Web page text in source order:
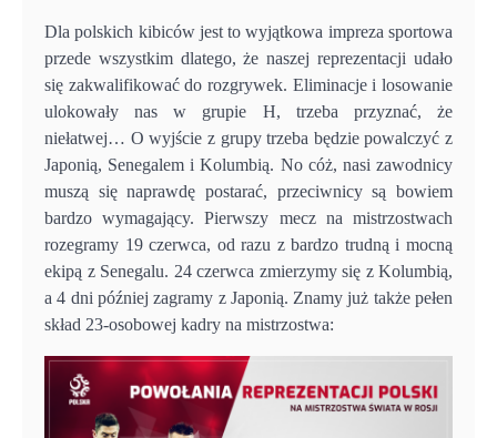
Dla polskich kibiców jest to wyjątkowa impreza sportowa
przede wszystkim dlatego, że naszej reprezentacji udało
się zakwalifikować do rozgrywek. Eliminacje i losowanie
ulokowały nas w grupie H, trzeba przyznać, że
niełatwej… O wyjście z grupy trzeba będzie powalczyć z
Japonią, Senegalem i Kolumbią. No cóż, nasi zawodnicy
muszą się naprawdę postarać, przeciwnicy są bowiem
bardzo wymagający. Pierwszy mecz na mistrzostwach
rozegramy 19 czerwca, od razu z bardzo trudną i mocną
ekipą z Senegalu. 24 czerwca zmierzymy się z Kolumbią,
a 4 dni później zagramy z Japonią. Znamy już także pełen
skład 23-osobowej kadry na mistrzostwa: